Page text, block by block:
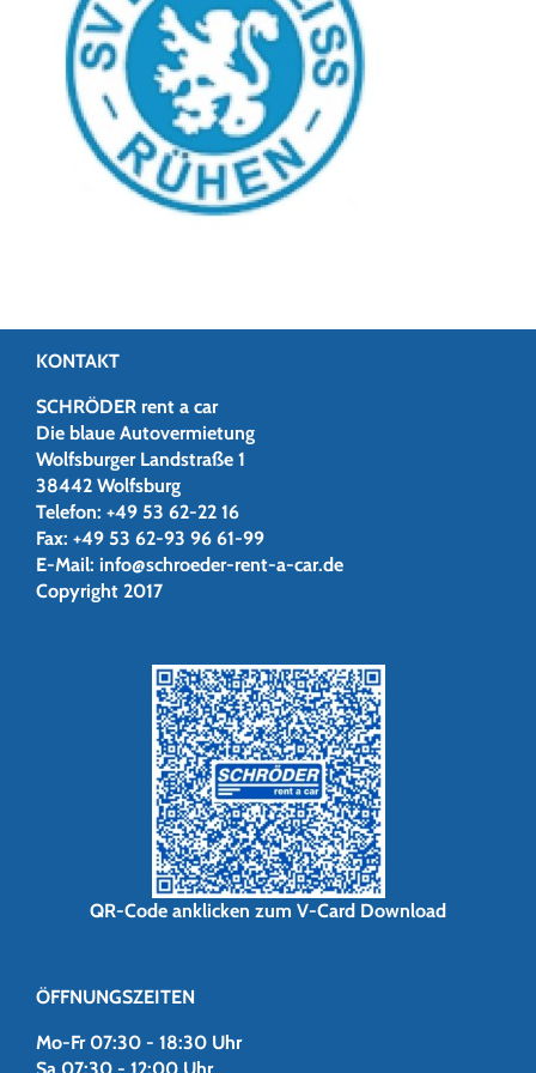
KONTAKT
SCHRÖDER rent a car
Die blaue Autovermietung
Wolfsburger Landstraße 1
38442 Wolfsburg
Telefon: +49 53 62-22 16
Fax: +49 53 62-93 96 61-99
E-Mail: info@schroeder-rent-a-car.de
Copyright 2017
QR-Code anklicken zum V-Card Download
ÖFFNUNGSZEITEN
Mo-Fr 07:30 - 18:30 Uhr